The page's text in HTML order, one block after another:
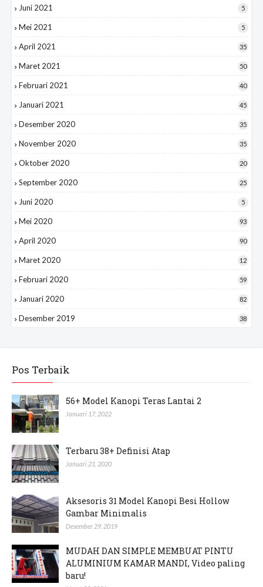
Juni 2021 5
Mei 2021 5
April 2021 35
Maret 2021 50
Februari 2021 40
Januari 2021 45
Desember 2020 35
November 2020 35
Oktober 2020 20
September 2020 25
Juni 2020 5
Mei 2020 93
April 2020 90
Maret 2020 12
Februari 2020 59
Januari 2020 82
Desember 2019 38
Pos Terbaik
56+ Model Kanopi Teras Lantai 2
Januari 17, 2022
Terbaru 38+ Definisi Atap
Januari 21, 2020
Aksesoris 31 Model Kanopi Besi Hollow
Gambar Minimalis
Desember 29, 2019
MUDAH DAN SIMPLE MEMBUAT PINTU
ALUMINIUM KAMAR MANDI, Video paling
baru!